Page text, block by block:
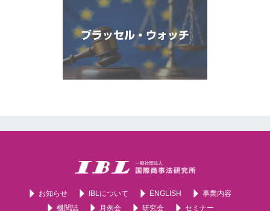
ブラッセル・ウォッチ
お知らせ IBLについて ENGLISH
事業内容
機関誌
月例会 研究会 セミナー